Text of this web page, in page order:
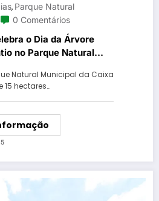
, Parque Natural
0 Comentários
o Dia da Árvore
no Parque Natural
Natural Municipal da Caixa
15 hectares…